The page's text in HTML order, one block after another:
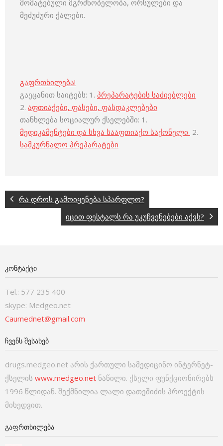
მომატებული მგრძნობელობა, ორსულები და
მეძუძური ქალები.
გაფრთხილება!
გაეცანით საიტებს: 1. პრეპარატების საძიებლები
2. აფთიაქები, ფასები, ფასდაკლებები
თანხლება სოციალურ ქსელებში: 1.
მედიკამენტები და სხვა სააფთიაქო საქონელი 2.
სამკურნალო პრეპარატები
რა დროს გამოიყენება სპარფლო?
იცით ფესტალს რა უკუჩვენებები აქვს?
ᲙᲝᲜᲢᲐᲥᲢᲘ
Tel.: 577 235 400
skype: Medgeo.net
Caumednet@gmail.com
ᲩᲕᲔᲜᲡ ᲨᲔᲡᲐᲮᲔᲑ
drugs.medgeo.net არის ქართული სამედიცინო ინტერნეტ-
ქსელის www.medgeo.net ნაწილი. ქსელი ფუნქციონირებს
1996 წლიდან. შექმნილია ლალი დათეშიძის პროექტის
მიხედვით.
ᲒᲐᲤᲠᲗᲮᲘᲚᲔᲑᲐ